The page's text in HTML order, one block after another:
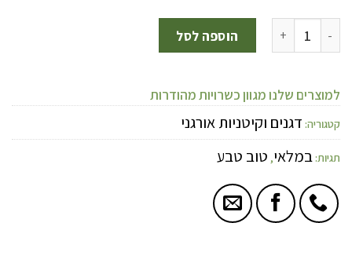
הוספה לסל
למוצרים שלנו מגוון כשרויות מהודרות
קטגוריה: דגנים וקיטניות אורגני
תגיות:במלאי, טוב טבע